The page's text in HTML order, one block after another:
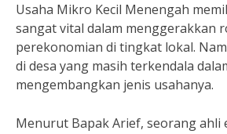
Usaha Mikro Kecil Menengah
sangat vital dalam menggerakkan
perekonomian di tingkat lokal.
di desa yang masih terkendala
mengembangkan jenis usahanya.
Menurut Bapak Arief, seorang ahli